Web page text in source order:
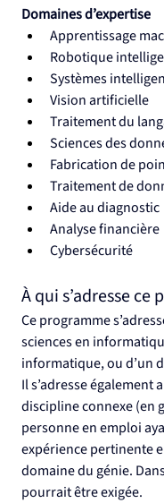
Domaines d’expertise
Apprentissage
Robotique
Systèmes
Vision artificielle
Traitement du
Sciences des
Fabrication de
Traitement de
Aide au diagnostic
Analyse financière
Cybersécurité
À qui s’adresse ce
Ce programme
sciences en
informatique, ou d’un
Il s’adresse également
discipline connexe (en
personne en emploi
expérience pertinente
domaine du génie.
pourrait être exigée.